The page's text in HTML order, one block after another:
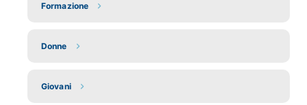
Formazione
Donne
Giovani